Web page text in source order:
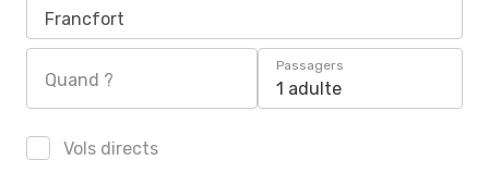
Francfort
Quand ?
Passagers
1 adulte
Vols directs